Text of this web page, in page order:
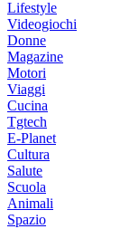
Lifestyle
Videogiochi
Donne
Magazine
Motori
Viaggi
Cucina
Tgtech
E-Planet
Cultura
Salute
Scuola
Animali
Spazio